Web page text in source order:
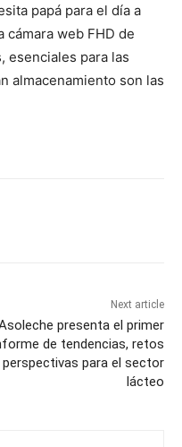
papá para el día a
cámara web FHD de
esenciales para las
almacenamiento son las
Next article
presenta el primer
de tendencias, retos
perspectivas para el sector
lácteo